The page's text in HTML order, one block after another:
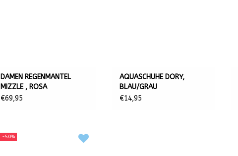
DAMEN REGENMANTEL
MIZZLE , ROSA
€69,95
AQUASCHUHE DORY,
BLAU/GRAU
€14,95
-50%